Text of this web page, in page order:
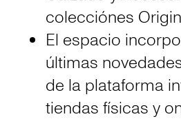
colecciónes
El espacio
últimas
de la plataforma
tiendas físicas y